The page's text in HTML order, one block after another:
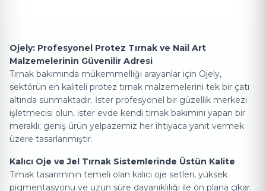
Ojely Hakkında
Ojely: Profesyonel Protez Tırnak ve Nail Art
Malzemelerinin Güvenilir Adresi
Tırnak bakımında mükemmelliği arayanlar için Ojely,
sektörün en kaliteli protez tırnak malzemelerini tek bir çatı
altında sunmaktadır. İster profesyonel bir güzellik merkezi
işletmecisi olun, ister evde kendi tırnak bakımını yapan bir
meraklı; geniş ürün yelpazemiz her ihtiyaca yanıt vermek
üzere tasarlanmıştır.
Kalıcı Oje ve Jel Tırnak Sistemleri
Kalıcı Oje ve Jel Tırnak Sistemlerinde Üstün Kalite
Tırnak tasarımının temeli olan kalıcı oje setleri, yüksek
pigmentasyonu ve uzun süre dayanıklılığı ile ön plana çıkar.